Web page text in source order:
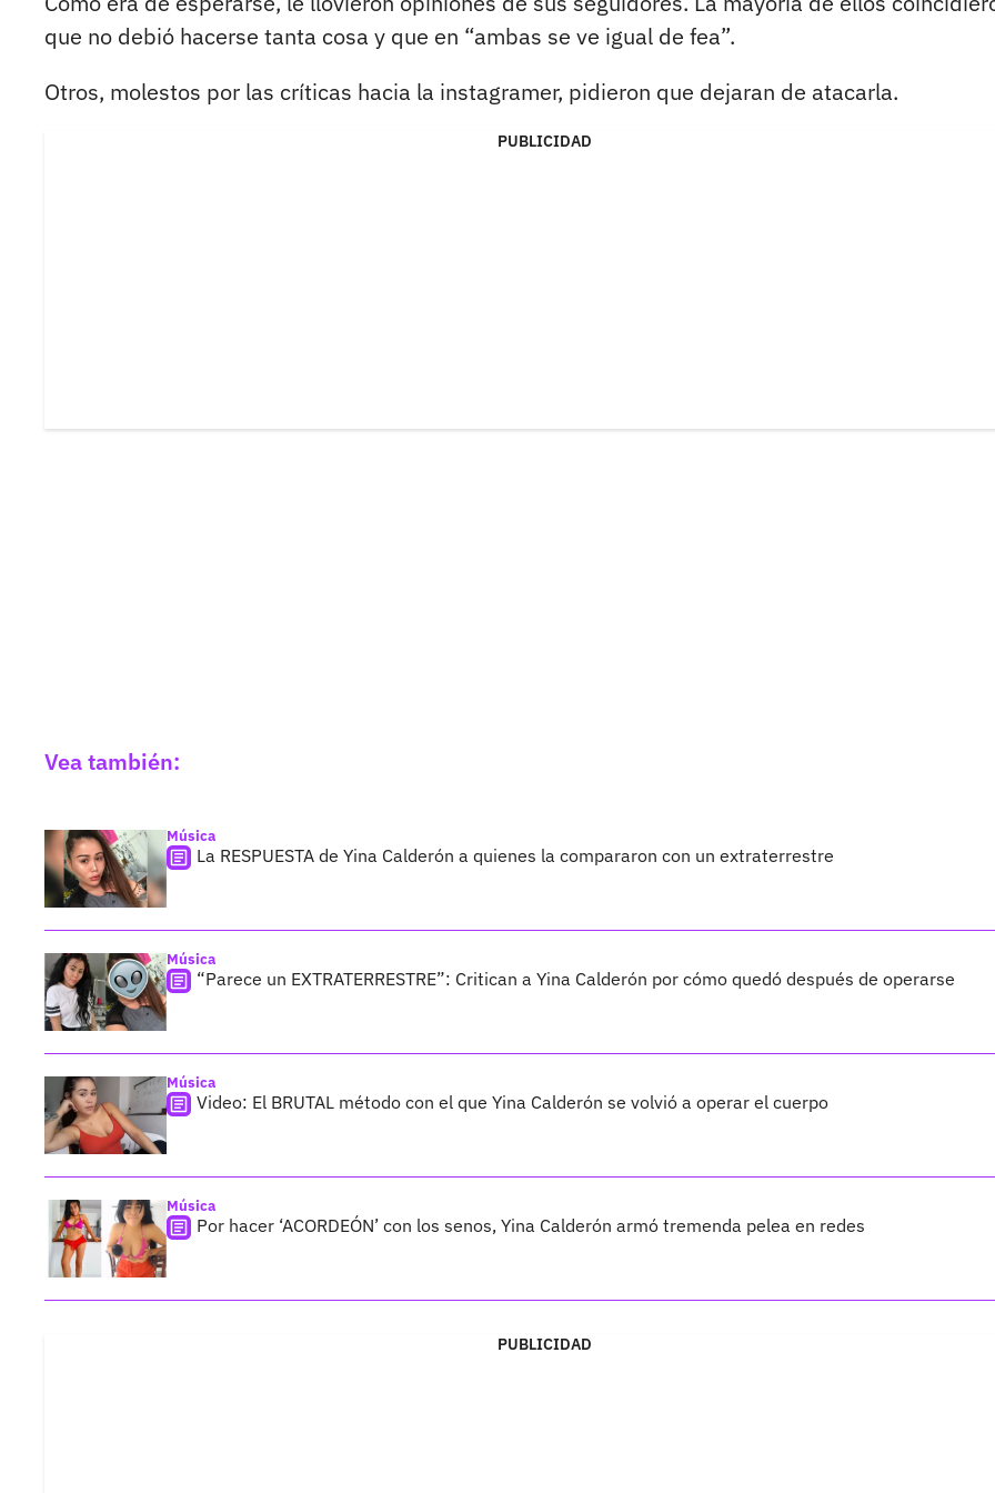
que no debió hacerse tanta cosa y que en “ambas se ve igual de fea”.
Otros, molestos por las críticas hacia la instagramer, pidieron que dejaran de atacarla.
PUBLICIDAD
Vea también:
Música
La RESPUESTA de Yina Calderón a quienes la compararon con un extraterrestre
Música
“Parece un EXTRATERRESTRE”: Critican a Yina Calderón por cómo quedó después de operarse
Música
Video: El BRUTAL método con el que Yina Calderón se volvió a operar el cuerpo
Música
Por hacer ‘ACORDEÓN’ con los senos, Yina Calderón armó tremenda pelea en redes
PUBLICIDAD